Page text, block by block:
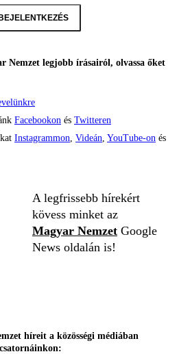
Nemzet legjobb írásairól, olvassa őket
Facebookon és Twitteren
Instagrammon, Videán, YouTube-on és
A legfrissebb hírekért
kövess minket az
Magyar Nemzet Google
News oldalán is!
híreit a közösségi médiában